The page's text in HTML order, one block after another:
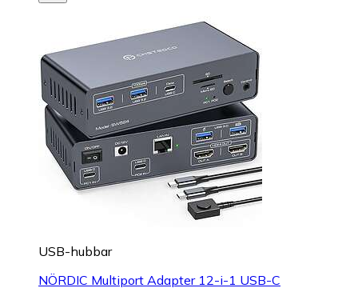
USB-hubbar
NÖRDIC Multiport Adapter 12-i-1 USB-C